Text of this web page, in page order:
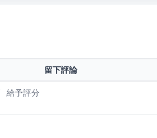
留下評論
給予評分